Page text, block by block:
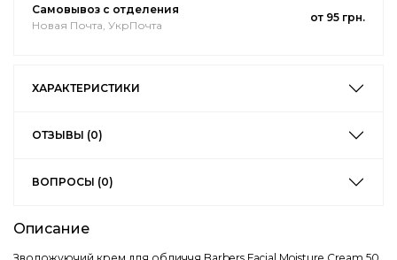
Самовывоз с отделения
Новая Почта, УкрПочта
от 95 грн.
ХАРАКТЕРИСТИКИ
ОТЗЫВЫ (0)
ВОПРОСЫ (0)
Описание